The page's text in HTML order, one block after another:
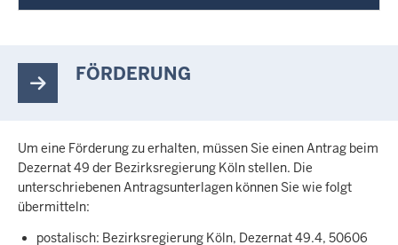
FÖRDERUNG
Um eine Förderung zu erhalten, müssen Sie einen Antrag beim
Dezernat 49 der Bezirksregierung Köln stellen. Die
unterschriebenen Antragsunterlagen können Sie wie folgt
übermitteln:
postalisch: Bezirksregierung Köln, Dezernat 49.4, 50606